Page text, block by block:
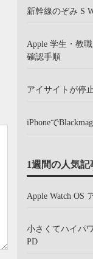
新幹線のぞみ S
Apple 学生・教
確認手順
アイサイトが停
iPhoneで
1週間の人気記
Apple Watch OS
小さくてハイパ
PD